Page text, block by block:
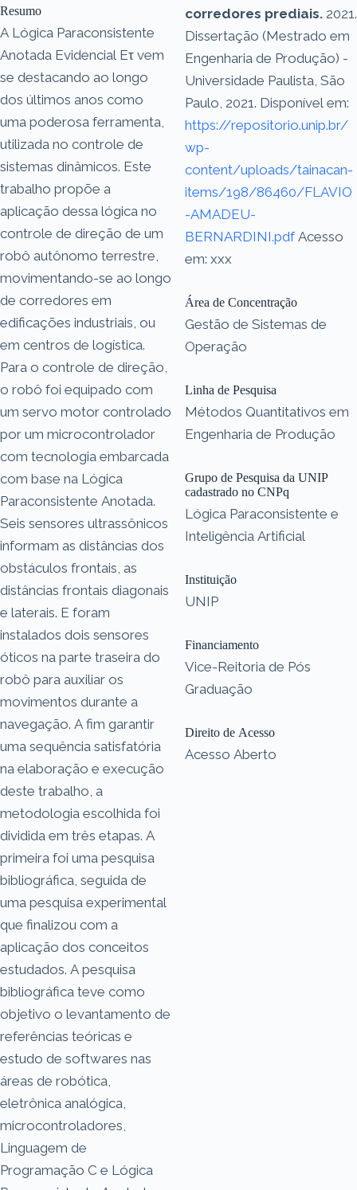
Resumo
A Lógica Paraconsistente
Anotada Evidencial Eτ vem
se destacando ao longo
dos últimos anos como
uma poderosa ferramenta,
utilizada no controle de
sistemas dinâmicos. Este
trabalho propõe a
aplicação dessa lógica no
controle de direção de um
robô autônomo terrestre,
movimentando-se ao longo
de corredores em
edificações industriais, ou
em centros de logística.
Para o controle de direção,
o robô foi equipado com
um servo motor controlado
por um microcontrolador
com tecnologia embarcada
com base na Lógica
Paraconsistente Anotada.
Seis sensores ultrassônicos
informam as distâncias dos
obstáculos frontais, as
distâncias frontais diagonais
e laterais. E foram
instalados dois sensores
óticos na parte traseira do
robô para auxiliar os
movimentos durante a
navegação. A fim garantir
uma sequência satisfatória
na elaboração e execução
deste trabalho, a
metodologia escolhida foi
dividida em três etapas. A
primeira foi uma pesquisa
bibliográfica, seguida de
uma pesquisa experimental
que finalizou com a
aplicação dos conceitos
estudados. A pesquisa
bibliográfica teve como
objetivo o levantamento de
referências teóricas e
estudo de softwares nas
áreas de robótica,
eletrônica analógica,
microcontroladores,
Linguagem de
Programação C e Lógica
corredores prediais. 2021.
Dissertação (Mestrado em
Engenharia de Produção) -
Universidade Paulista, São
Paulo, 2021. Disponível em:
https://repositorio.unip.br/
wp-
content/uploads/tainacan-
items/198/86460/FLAVIO
-AMADEU-
BERNARDINI.pdfAcesso
em: xxx
Área de Concentração
Gestão de Sistemas de
Operação
Linha de Pesquisa
Métodos Quantitativos em
Engenharia de Produção
Grupo de Pesquisa da UNIP
cadastrado no CNPq
Lógica Paraconsistente e
Inteligência Artificial
Instituição
UNIP
Financiamento
Vice-Reitoria de Pós
Graduação
Direito de Acesso
Acesso Aberto